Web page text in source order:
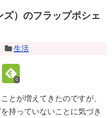
）のフラップポシェ
生活
0
とが増えてきたのですが、
持っていないことに気づき